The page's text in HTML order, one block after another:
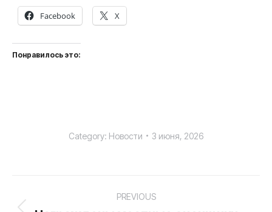
Facebook X
Понравилось это:
Category: Новости 3 июня, 2026
PREVIOUS